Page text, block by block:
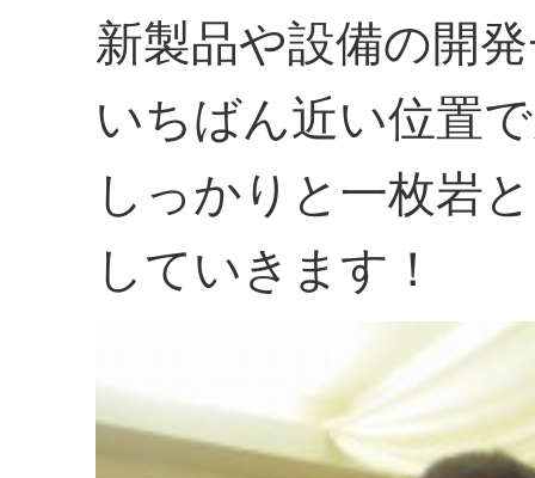
新製品や設備の開
いちばん近い位置
しっかりと一枚岩
していきます！